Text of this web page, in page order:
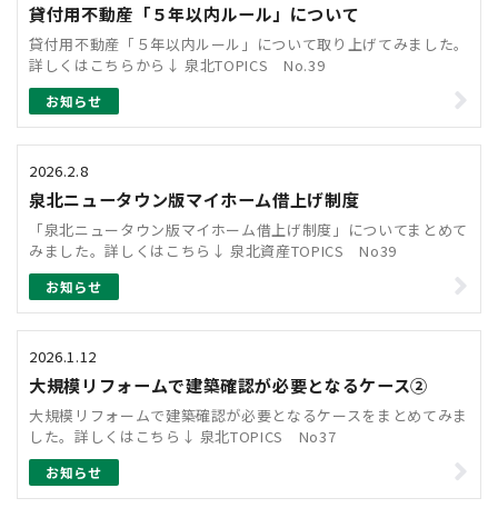
貸付用不動産「５年以内ルール」について
貸付用不動産「５年以内ルール」について取り上げてみました。
詳しくはこちらから↓ 泉北TOPICS No.39
お知らせ
2026.2.8
泉北ニュータウン版マイホーム借上げ制度
「泉北ニュータウン版マイホーム借上げ制度」についてまとめて
みました。詳しくはこちら↓ 泉北資産TOPICS No39
お知らせ
2026.1.12
大規模リフォームで建築確認が必要となるケース②
大規模リフォームで建築確認が必要となるケースをまとめてみま
した。詳しくはこちら↓ 泉北TOPICS No37
お知らせ